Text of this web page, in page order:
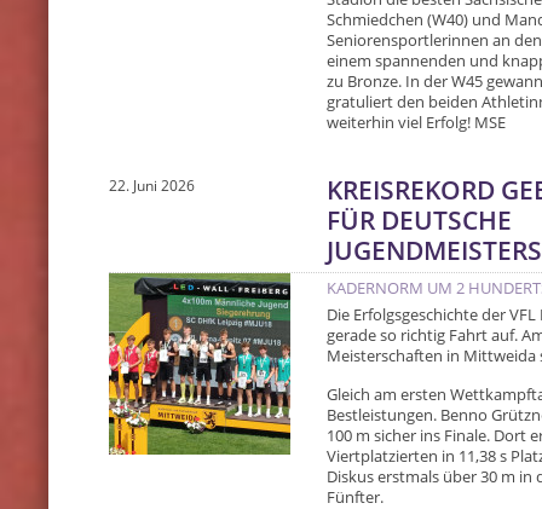
Schmiedchen (W40) und
Seniorensportlerinnen an
einem spannenden und
zu Bronze. In der W45
gratuliert den beiden
weiterhin viel Erfolg! MSE
KREISREKORD
FÜR DEUTSCHE
22. Juni 2026
KADERNORM UM 2
Die Erfolgsgeschichte der
gerade so richtig Fahrt auf.
Meisterschaften in
Gleich am ersten
Bestleistungen. Benno
100 m sicher ins Finale. Dort
Viertplatzierten in 11,38 s
Diskus erstmals über 30 m in
Fünfter.